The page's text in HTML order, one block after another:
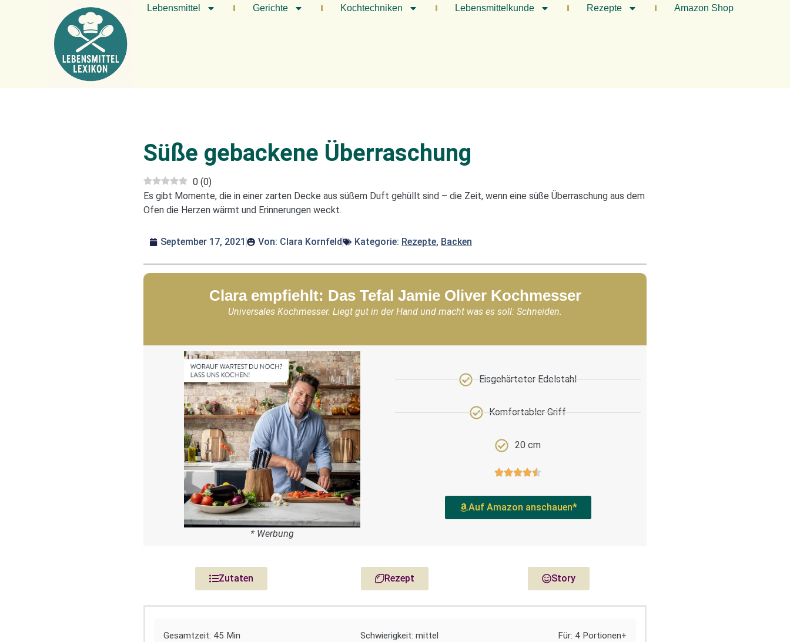
Lebensmittel Gerichte Kochtechniken Lebensmittelkunde Rezepte Amazon Shop
Süße gebackene Überraschung
0 (0)
Es gibt Momente, die in einer zarten Decke aus süßem Duft gehüllt sind – die Zeit, wenn eine süße Überraschung aus dem
Ofen die Herzen wärmt und Erinnerungen weckt.
September 17, 2021 Von: Clara Kornfeld Kategorie: Rezepte, Backen
Clara empfiehlt: Das Tefal Jamie Oliver Kochmesser
Universales Kochmesser. Liegt gut in der Hand und macht was es soll: Schneiden.
* Werbung
Eisgehärteter Edelstahl
Komfortabler Griff
20 cm
Auf Amazon anschauen*
Zutaten Rezept Story
Gesamtzeit: 45 Min Schwierigkeit: mittel Für: 4 Portionen+